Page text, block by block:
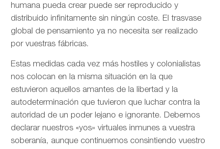
humana pueda crear puede ser reproducido y
distribuido infinitamente sin ningún coste. El trasvase
global de pensamiento ya no necesita ser realizado
por vuestras fábricas.
Estas medidas cada vez más hostiles y colonialistas
nos colocan en la misma situación en la que
estuvieron aquellos amantes de la libertad y la
autodeterminación que tuvieron que luchar contra la
autoridad de un poder lejano e ignorante. Debemos
declarar nuestros «yos» virtuales inmunes a vuestra
soberanía, aunque continuemos consintiendo vuestro